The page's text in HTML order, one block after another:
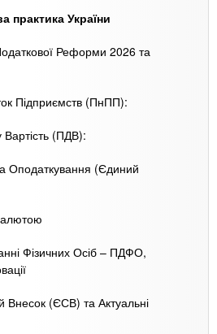
практика України
Реформи 2026 та
Підприємств (ПнПП):
(ПДВ):
(Єдиний
Фізичних Осіб – ПДФО,
Внесок (ЄСВ) та Актуальні